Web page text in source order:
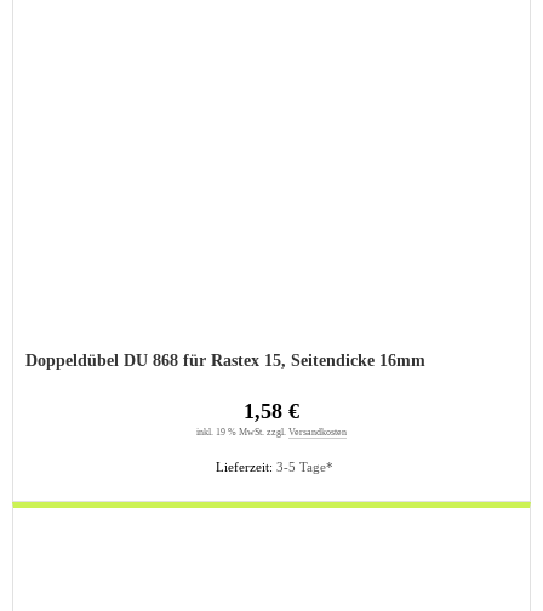
Doppeldübel DU 868 für Rastex 15, Seitendicke 16mm
Lieferzeit: 3-5 Tage*
1,58 €
inkl. 19 % MwSt. zzgl. Versandkosten